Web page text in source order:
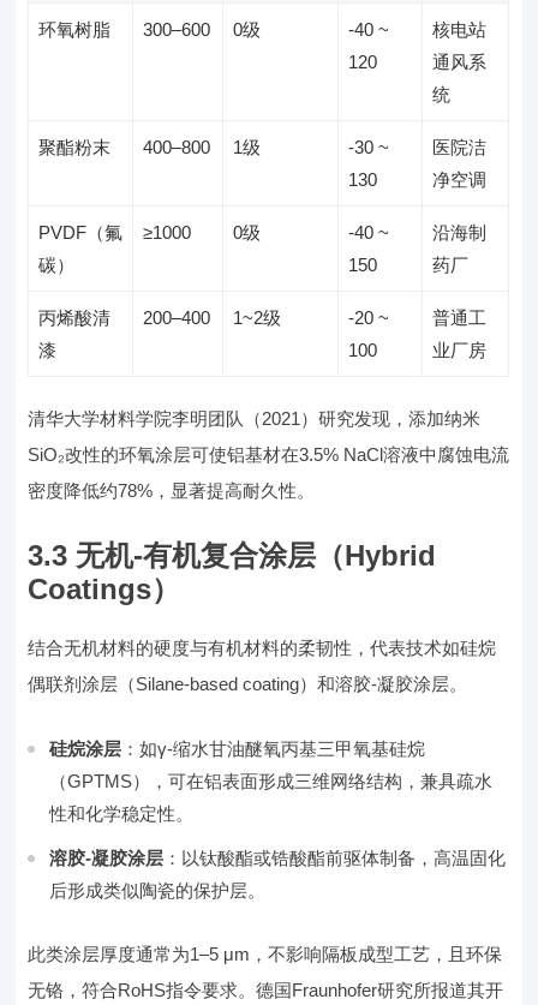
环氧树脂 300–600 0级
-40 ~
120
核电站
通风系
统
聚酯粉末 400–800 1级
-30 ~
130
医院洁
净空调
PVDF（氟
碳）
≥1000 0级
-40 ~
150
沿海制
药厂
丙烯酸清
漆
200–400 1~2级
-20 ~
100
普通工
业厂房
清华大学材料学院李明团队（2021）研究发现，添加纳米
SiO₂改性的环氧涂层可使铝基材在3.5% NaCl溶液中腐蚀电流
密度降低约78%，显著提高耐久性。
3.3 无机-有机复合涂层（Hybrid
Coatings）
结合无机材料的硬度与有机材料的柔韧性，代表技术如硅烷
偶联剂涂层（Silane-based coating）和溶胶-凝胶涂层。
硅烷涂层 ：如γ-缩水甘油醚氧丙基三甲氧基硅烷
（GPTMS），可在铝表面形成三维网络结构，兼具疏水
性和化学稳定性。
溶胶-凝胶涂层 ：以钛酸酯或锆酸酯前驱体制备，高温固化
后形成类似陶瓷的保护层。
此类涂层厚度通常为1–5 μm，不影响隔板成型工艺，且环保
无铬，符合RoHS指令要求。德国Fraunhofer研究所报道其开